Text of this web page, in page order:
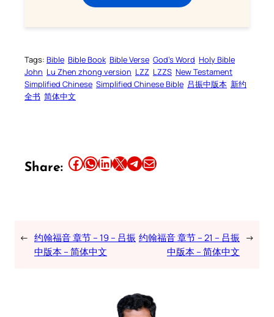
Tags: Bible Bible Book Bible Verse God’s Word Holy Bible
John Lu Zhen zhong version LZZ LZZS New Testament
Simplified Chinese Simplified Chinese Bible 吕振中版本 新约
全书 简体中文
Share: Share this article on Facebook Share this article on WhatsApp Share this article on LinkedIn Share this article on X Share this article on TelegramEmail this Article
← 约翰福音 章节 – 19 – 吕振
中版本 – 简体中文
约翰福音 章节 – 21 – 吕振
中版本 – 简体中文
→